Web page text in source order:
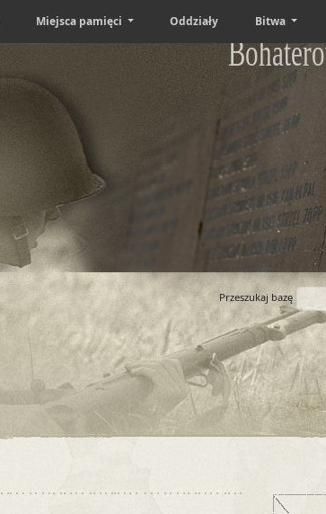
Miejsca pamięci Oddziały Bitwa
Przeszukaj bazę